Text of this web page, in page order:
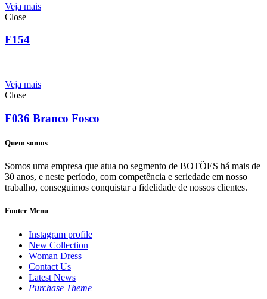
Veja mais
Close
F154
Veja mais
Close
F036 Branco Fosco
Quem somos
Somos uma empresa que atua no segmento de BOTÕES há mais de
30 anos, e neste período, com competência e seriedade em nosso
trabalho, conseguimos conquistar a fidelidade de nossos clientes.
Footer Menu
Instagram profile
New Collection
Woman Dress
Contact Us
Latest News
Purchase Theme